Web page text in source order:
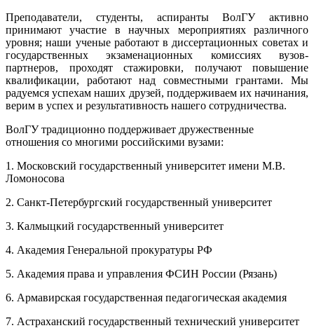
Преподаватели, студенты, аспиранты ВолГУ активно
принимают участие в научных мероприятиях различного
уровня; наши ученые работают в диссертационных советах и
государственных экзаменационных комиссиях вузов-
партнеров, проходят стажировки, получают повышение
квалификации, работают над совместными грантами. Мы
радуемся успехам наших друзей, поддерживаем их начинания,
верим в успех и результативность нашего сотрудничества.
ВолГУ традиционно поддерживает дружественные
отношения со многими российскими вузами:
1. Московский государственный университет имени М.В.
Ломоносова
2. Санкт-Петербургский государственный университет
3. Калмыцкий государственный университет
4. Академия Генеральной прокуратуры РФ
5. Академия права и управления ФСИН России (Рязань)
6. Армавирская государственная педагогическая академия
7. Астраханский государственный технический университет